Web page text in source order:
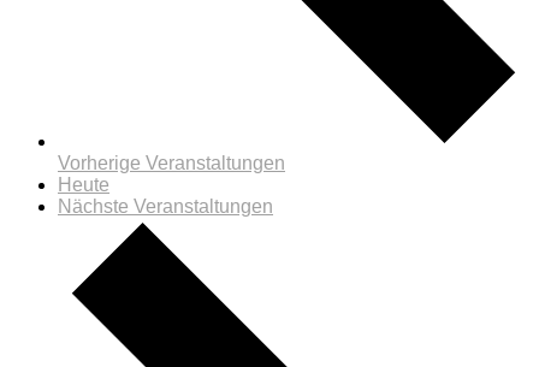
Vorherige Veranstaltungen
Heute
Nächste Veranstaltungen